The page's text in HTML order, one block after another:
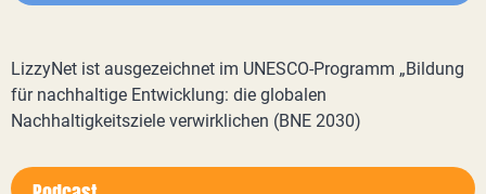
LizzyNet ist ausgezeichnet im UNESCO-Programm „Bildung
für nachhaltige Entwicklung: die globalen
Nachhaltigkeitsziele verwirklichen (BNE 2030)